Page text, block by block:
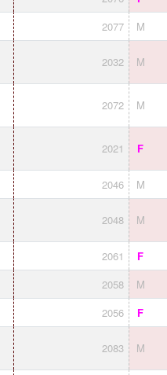
2077 M
2032 M
2072 M
2021 F
2046 M
2048 M
2061
F
2058
M
2056 F
2083 M